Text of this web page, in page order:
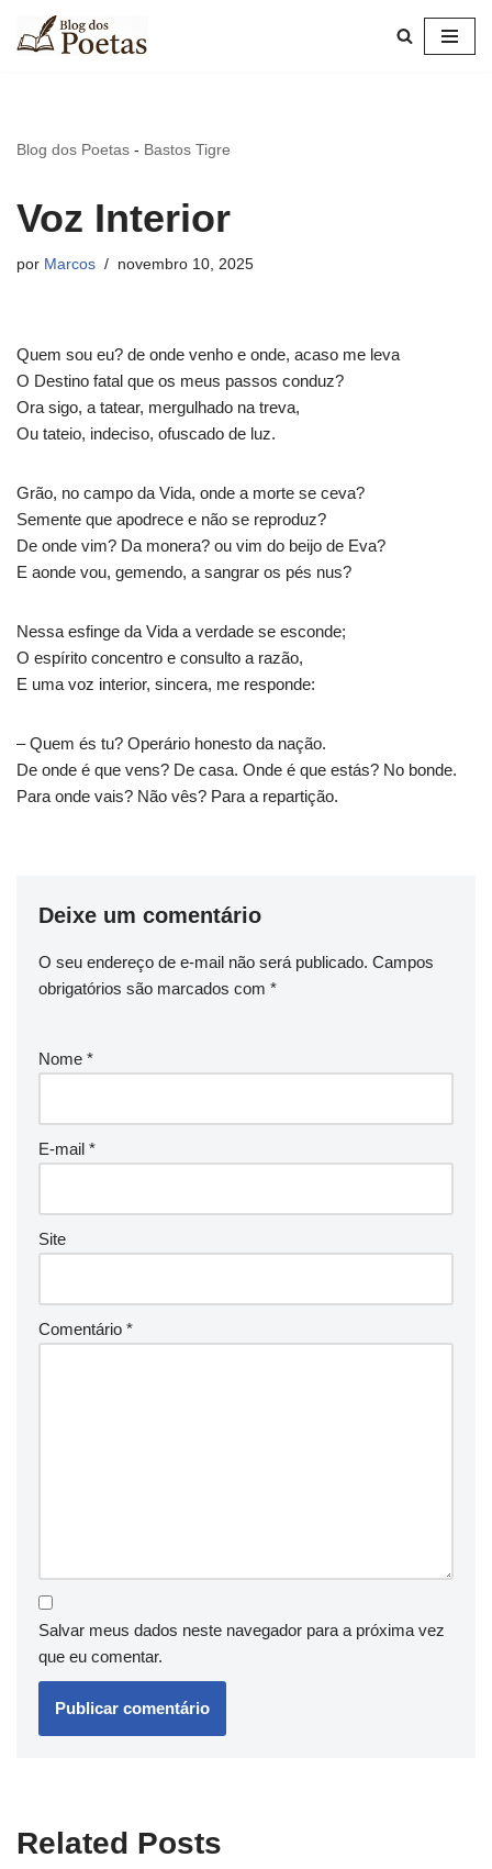
Pular
Blog dos Poetas - Bastos Tigre
Voz Interior
por Marcos novembro 10, 2025
Quem sou eu? de onde venho e onde, acaso me leva
O Destino fatal que os meus passos conduz?
Ora sigo, a tatear, mergulhado na treva,
Ou tateio, indeciso, ofuscado de luz.
Grão, no campo da Vida, onde a morte se ceva?
Semente que apodrece e não se reproduz?
De onde vim? Da monera? ou vim do beijo de Eva?
E aonde vou, gemendo, a sangrar os pés nus?
Nessa esfinge da Vida a verdade se esconde;
O espírito concentro e consulto a razão,
E uma voz interior, sincera, me responde:
– Quem és tu? Operário honesto da nação.
De onde é que vens? De casa. Onde é que estás? No bonde.
Para onde vais? Não vês? Para a repartição.
Deixe um comentário
O seu endereço de e-mail não será publicado. Campos
obrigatórios são marcados com *
Nome *
E-mail *
Site
Comentário *
Salvar meus dados neste navegador para a próxima vez
que eu comentar.
Related Posts